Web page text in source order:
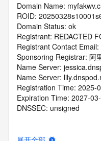
Domain Name:
ROID:
Domain Status: ok
Registrant: REDACTED
Registrant Contact
Sponsoring Registrar: 阿
Name Server:
Name Server:
Registration Time: 2025-
Expiration Time: 2027-
DNSSEC: unsigned